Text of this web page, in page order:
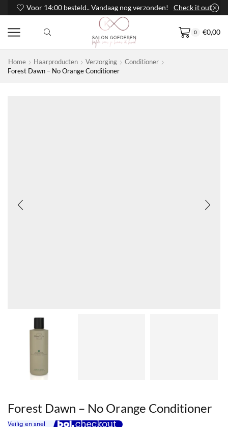
Voor 14:00 besteld.. Vandaag nog verzonden! Check it out
0 €0,00
Home Haarproducten Verzorging
Conditioner
Forest Dawn – No Orange Conditioner
Forest Dawn – No Orange Conditioner